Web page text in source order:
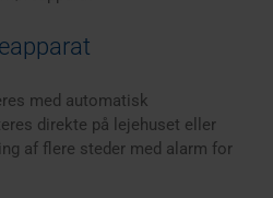
med automatisk
direkte på lejehuset eller
af flere steder med alarm for